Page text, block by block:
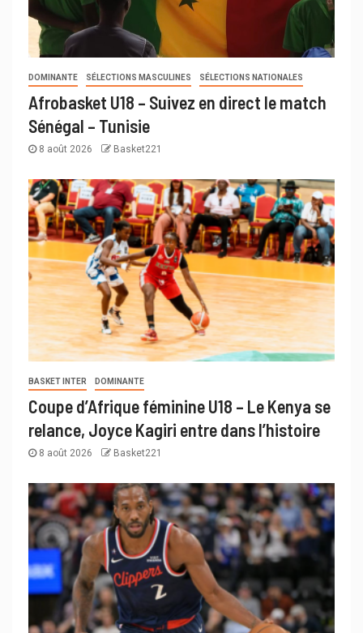
DOMINANTE SÉLECTIONS MASCULINES SÉLECTIONS NATIONALES
Afrobasket U18 – Suivez en direct le match
Sénégal – Tunisie
8 août 2026 Basket221
BASKET INTER DOMINANTE
Coupe d’Afrique féminine U18 – Le Kenya se
relance, Joyce Kagiri entre dans l’histoire
8 août 2026 Basket221